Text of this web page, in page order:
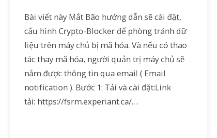
Bài viết này Mắt Bão hướng dẫn sẽ cài đặt,
cấu hình Crypto-Blocker để phòng tránh dữ
liệu trên máy chủ bị mã hóa. Và nếu có thao
tác thay mã hóa, người quản trị máy chủ sẽ
nắm được thông tin qua email ( Email
notification ). Bước 1: Tải và cài đặt:Link
tải: https://fsrm.experiant.ca/…